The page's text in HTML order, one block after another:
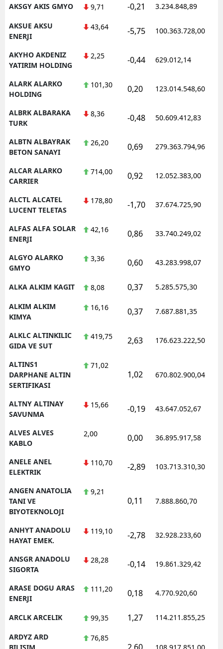
AKSGY AKIS GMYO 9,71 -0,21 3.234.848,89
AKSUE AKSU
ENERJI
43,64 -5,75 100.363.728,00
AKYHO AKDENIZ
YATIRIM HOLDING
2,25 -0,44 629.012,14
ALARK ALARKO
HOLDING
101,30 0,20 123.014.548,60
ALBRK ALBARAKA
TURK
8,36 -0,48 50.609.412,83
ALBTN ALBAYRAK
BETON SANAYI
26,20 0,69 279.363.794,96
ALCAR ALARKO
CARRIER
714,00 0,92 12.052.383,00
ALCTL ALCATEL
LUCENT TELETAS
178,80 -1,70 37.674.725,90
ALFAS ALFA SOLAR
ENERJI
42,16 0,86 33.740.249,02
ALGYO ALARKO
GMYO
3,36 0,60 43.283.998,07
ALKA ALKIM KAGIT 8,08 0,37 5.285.575,30
ALKIM ALKIM
KIMYA
16,16 0,37 7.687.881,35
ALKLC ALTINKILIC
GIDA VE SUT
419,75 2,63 176.623.222,50
ALTINS1
DARPHANE ALTIN
SERTIFIKASI
71,02
1,02 670.802.900,04
ALTNY ALTINAY
SAVUNMA
15,66 -0,19 43.647.052,67
ALVES ALVES
KABLO
2,00 0,00 36.895.917,58
ANELE ANEL
ELEKTRIK
110,70 -2,89 103.713.310,30
ANGEN ANATOLIA
TANI VE
BIYOTEKNOLOJI
9,21
0,11 7.888.860,70
ANHYT ANADOLU
HAYAT EMEK.
119,10 -2,78 32.928.233,60
ANSGR ANADOLU
SIGORTA
28,28 -0,14 19.861.329,42
ARASE DOGU ARAS
ENERJI
111,20 0,18 4.770.920,60
ARCLK ARCELIK 99,35 1,27 114.211.855,25
ARDYZ ARD
BILISIM
76,85
2,60 108.917.851,00